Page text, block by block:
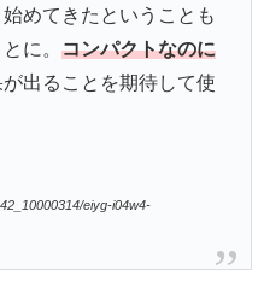
めてきたということも
に。 コンパクトなのに
出ることを期待して使
eiyg-i04w4-